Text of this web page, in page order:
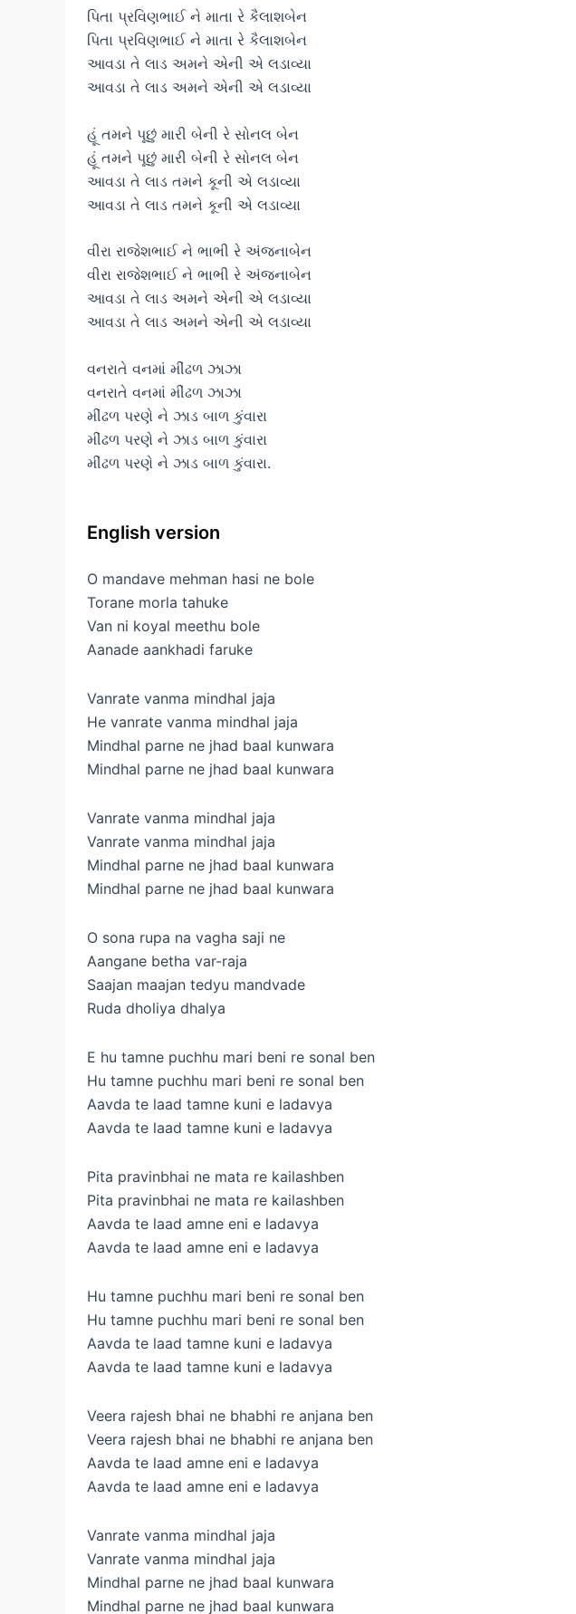
પિતા પ્રવિણભાઈ ને માતા રે કૈલાશબેન
પિતા પ્રવિણભાઈ ને માતા રે કૈલાશબેન
આવડા તે લાડ અમને એની એ લડાવ્યા
આવડા તે લાડ અમને એની એ લડાવ્યા
હૂં તમને પૂછું મારી બેની રે સોનલ બેન
હૂં તમને પૂછું મારી બેની રે સોનલ બેન
આવડા તે લાડ તમને કૂની એ લડાવ્યા
આવડા તે લાડ તમને કૂની એ લડાવ્યા
વીરા રાજેશભાઈ ને ભાભી રે અંજનાબેન
વીરા રાજેશભાઈ ને ભાભી રે અંજનાબેન
આવડા તે લાડ અમને એની એ લડાવ્યા
આવડા તે લાડ અમને એની એ લડાવ્યા
વનરાતે વનમાં મીંઢળ ઝાઝા
વનરાતે વનમાં મીંઢળ ઝાઝા
મીંઢળ પરણે ને ઝાડ બાળ કુંવારા
મીંઢળ પરણે ને ઝાડ બાળ કુંવારા
મીંઢળ પરણે ને ઝાડ બાળ કુંવારા.
English version
O mandave mehman hasi ne bole
Torane morla tahuke
Van ni koyal meethu bole
Aanade aankhadi faruke
Vanrate vanma mindhal jaja
He vanrate vanma mindhal jaja
Mindhal parne ne jhad baal kunwara
Mindhal parne ne jhad baal kunwara
Vanrate vanma mindhal jaja
Vanrate vanma mindhal jaja
Mindhal parne ne jhad baal kunwara
Mindhal parne ne jhad baal kunwara
O sona rupa na vagha saji ne
Aangane betha var-raja
Saajan maajan tedyu mandvade
Ruda dholiya dhalya
E hu tamne puchhu mari beni re sonal ben
Hu tamne puchhu mari beni re sonal ben
Aavda te laad tamne kuni e ladavya
Aavda te laad tamne kuni e ladavya
Pita pravinbhai ne mata re kailashben
Pita pravinbhai ne mata re kailashben
Aavda te laad amne eni e ladavya
Aavda te laad amne eni e ladavya
Hu tamne puchhu mari beni re sonal ben
Hu tamne puchhu mari beni re sonal ben
Aavda te laad tamne kuni e ladavya
Aavda te laad tamne kuni e ladavya
Veera rajesh bhai ne bhabhi re anjana ben
Veera rajesh bhai ne bhabhi re anjana ben
Aavda te laad amne eni e ladavya
Aavda te laad amne eni e ladavya
Vanrate vanma mindhal jaja
Vanrate vanma mindhal jaja
Mindhal parne ne jhad baal kunwara
Mindhal parne ne jhad baal kunwara